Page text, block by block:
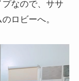
なので、ササ
ロビーへ。